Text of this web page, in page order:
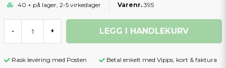
40 + på lager, 2-5 virkedager 395
- + LEGG I HANDLEKURV
Rask levering med Posten Betal enkelt med Vipps, kort & faktura